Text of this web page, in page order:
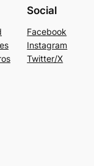
Social
Facebook
Instagram
Twitter/X